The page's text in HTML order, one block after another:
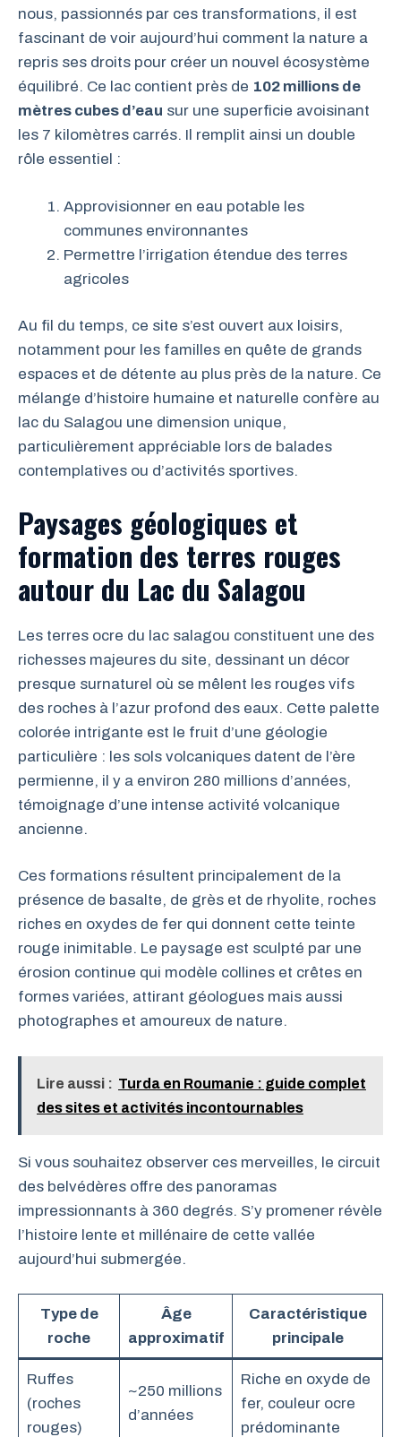
nous, passionnés par ces transformations, il est
fascinant de voir aujourd’hui comment la nature a
repris ses droits pour créer un nouvel écosystème
équilibré. Ce lac contient près de 102 millions de
mètres cubes d’eau sur une superficie avoisinant
les 7 kilomètres carrés. Il remplit ainsi un double
rôle essentiel :
Approvisionner en eau potable les
communes environnantes
Permettre l’irrigation étendue des terres
agricoles
Au fil du temps, ce site s’est ouvert aux loisirs,
notamment pour les familles en quête de grands
espaces et de détente au plus près de la nature. Ce
mélange d’histoire humaine et naturelle confère au
lac du Salagou une dimension unique,
particulièrement appréciable lors de balades
contemplatives ou d’activités sportives.
Paysages géologiques et
formation des terres rouges
autour du Lac du Salagou
Les terres ocre du lac salagou constituent une des
richesses majeures du site, dessinant un décor
presque surnaturel où se mêlent les rouges vifs
des roches à l’azur profond des eaux. Cette palette
colorée intrigante est le fruit d’une géologie
particulière : les sols volcaniques datent de l’ère
permienne, il y a environ 280 millions d’années,
témoignage d’une intense activité volcanique
ancienne.
Ces formations résultent principalement de la
présence de basalte, de grès et de rhyolite, roches
riches en oxydes de fer qui donnent cette teinte
rouge inimitable. Le paysage est sculpté par une
érosion continue qui modèle collines et crêtes en
formes variées, attirant géologues mais aussi
photographes et amoureux de nature.
Lire aussi : Turda en Roumanie : guide complet
des sites et activités incontournables
Si vous souhaitez observer ces merveilles, le circuit
des belvédères offre des panoramas
impressionnants à 360 degrés. S’y promener révèle
l’histoire lente et millénaire de cette vallée
aujourd’hui submergée.
Type de
roche
Âge
approximatif
Caractéristique
principale
Ruffes
(roches
rouges)
~250 millions
d’années
Riche en oxyde de
fer, couleur ocre
prédominante